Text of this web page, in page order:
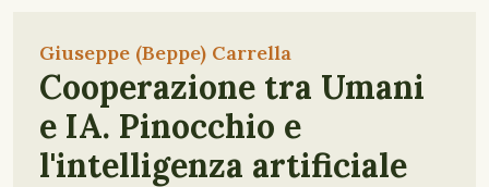
Giuseppe (Beppe) Carrella
Cooperazione tra Umani
e IA. Pinocchio e
l'intelligenza artificiale